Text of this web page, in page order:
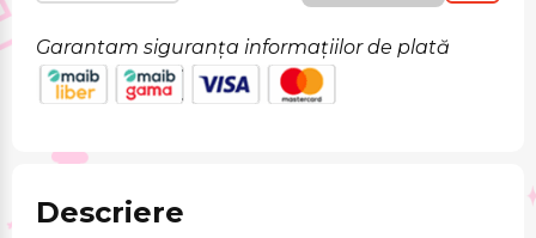
Garantam siguranța informațiilor de plată
Descriere